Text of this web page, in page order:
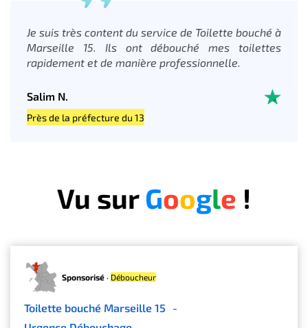
Je suis très content du service de Toilette bouché à
Marseille 15. Ils ont débouché mes toilettes
rapidement et de manière professionnelle.
Salim N.
Près de la préfecture du 13
Vu surGoogle !
Sponsorisé · Déboucheur
Toilette bouché Marseille 15
-